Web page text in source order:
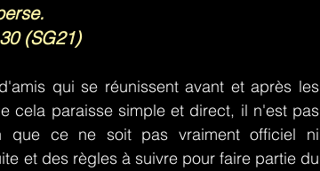
(SG21)
qui se réunissent avant et après les
cela paraisse simple et direct, il n'est pas
que ce ne soit pas vraiment officiel ni
et des règles à suivre pour faire partie du